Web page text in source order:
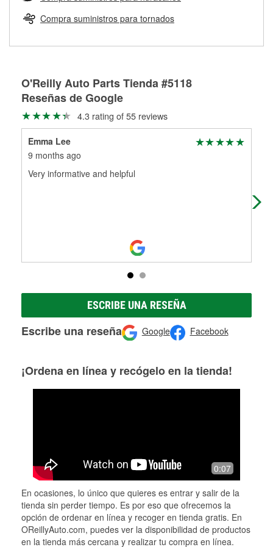
Herramientas de O'Reilly
pueden ser reutilizados, podemos ayudarte a encontrar las
partes de reemplazo correctas para tu reparación.
Rectificación de tambores y discos de freno
Compra suministros para tornados
O'Reilly Auto Parts Tienda #5118
Reseñas de Google
4.3 rating of 55 reviews
Emma Lee
9 months ago
Very informative and helpful
ESCRIBE UNA RESEÑA
Escribe una reseña Google Facebook
¡Ordena en línea y recógelo en la tienda!
0:07
En ocasiones, lo único que quieres es entrar y salir de la
tienda sin perder tiempo. Es por eso que ofrecemos la
opción de ordenar en línea y recoger en tienda gratis. En
OReillyAuto.com, puedes ver la disponibilidad de productos
en la tienda más cercana y realizar tu compra en línea.